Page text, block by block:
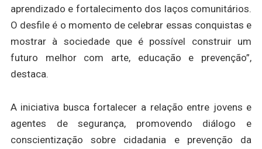
aprendizado e fortalecimento dos laços comunitários.
O desfile é o momento de celebrar essas conquistas e
mostrar à sociedade que é possível construir um
futuro melhor com arte, educação e prevenção”,
destaca.
A iniciativa busca fortalecer a relação entre jovens e
agentes de segurança, promovendo diálogo e
conscientização sobre cidadania e prevenção da